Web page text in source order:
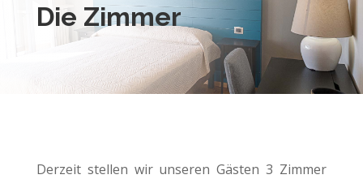
Die Zimmer
Derzeit stellen wir unseren Gästen 3 Zimmer